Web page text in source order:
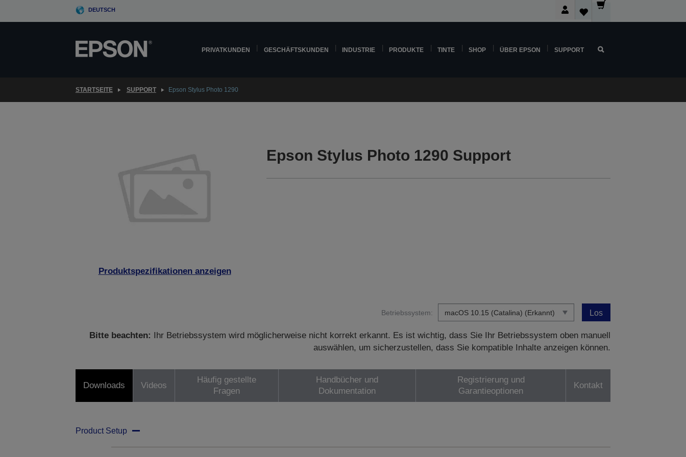
DEUTSCH
PRIVATKUNDEN GESCHÄFTSKUNDEN INDUSTRIE PRODUKTE TINTE SHOP ÜBER EPSON SUPPORT
STARTSEITE SUPPORT Epson Stylus Photo 1290
Produktspezifikationen anzeigen
Epson Stylus Photo 1290 Support
Betriebssystem: Los
Bitte beachten:
Ihr Betriebssystem wird möglicherweise nicht korrekt erkannt. Es ist wichtig, dass Sie Ihr Betriebssystem oben manuell
auswählen, um sicherzustellen, dass Sie kompatible Inhalte anzeigen können.
Downloads Videos
Häufig gestellte
Fragen
Handbücher und
Dokumentation
Registrierung und
Garantieoptionen
Kontakt
Product Setup